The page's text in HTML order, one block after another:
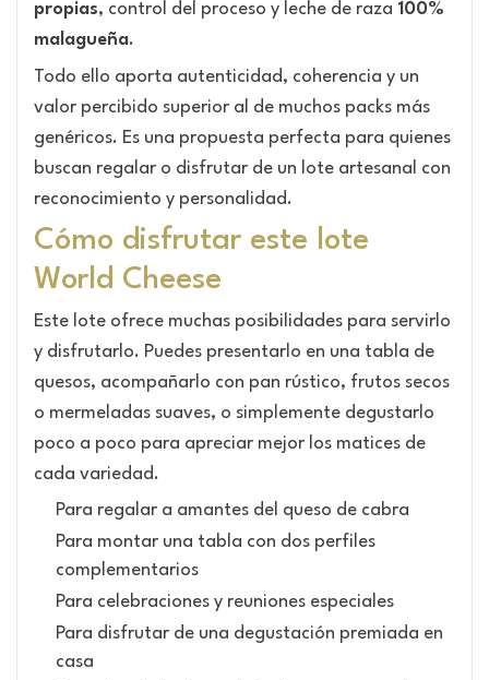
propias, control del proceso y leche de raza 100%
malagueña.
Todo ello aporta autenticidad, coherencia y un
valor percibido superior al de muchos packs más
genéricos. Es una propuesta perfecta para quienes
buscan regalar o disfrutar de un lote artesanal con
reconocimiento y personalidad.
Cómo disfrutar este lote
World Cheese
Este lote ofrece muchas posibilidades para servirlo
y disfrutarlo. Puedes presentarlo en una tabla de
quesos, acompañarlo con pan rústico, frutos secos
o mermeladas suaves, o simplemente degustarlo
poco a poco para apreciar mejor los matices de
cada variedad.
Para regalar a amantes del queso de cabra
Para montar una tabla con dos perfiles
complementarios
Para celebraciones y reuniones especiales
Para disfrutar de una degustación premiada en
casa